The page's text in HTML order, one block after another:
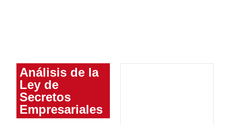
Análisis de la
Ley de
Secretos
Empresariales